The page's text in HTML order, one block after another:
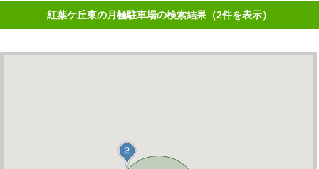
紅葉ケ丘東の月極駐車場の検索結果（2件を表示）